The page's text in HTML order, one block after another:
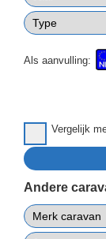
Als aanvulling:
Vergelijk
Andere